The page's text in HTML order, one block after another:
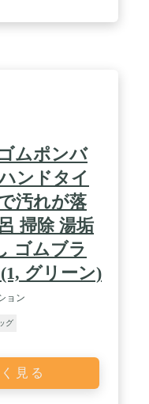
ングの没入感をさ
球による映像・音
感のある空間を作
ィングの没入感
ー電球による映
、臨場感のある空
でゲーム・映
用デバイス"Sync
ライトをゲー
サラウンドライテ
ます。
ムポンバ
ンドタイ
汚れが落
掃除 湯垢
ゴムブラ
グリーン)
ョン
グ
見る